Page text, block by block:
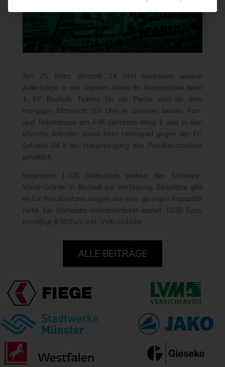
Am 25. März (Anstoß 14 Uhr) bestreiten unsere
Adlerträger in der Gigaset-Arena ihr Nachholspiel beim
1. FC Bocholt. Tickets für die Partie sind ab dem
morgigen Mittwoch (10 Uhr) in unseren beiden Fan-
und Ticketshops am Fiffi-Gerritzen-Weg 1 und in den
Münster Arkaden sowie beim Heimspiel gegen den FC
Schalke 04 II am Haupteingang des Preußenstadions
erhältlich.
Insgesamt 1.100 Stehplätze stehen den Schwarz-
Weiß-Grünen in Bocholt zur Verfügung, Sitzplätze gibt
es für Preußenfans wegen der sehr geringen Kapazität
nicht. Ein Stehplatz-Vollzahlerticket kostet 10,50 Euro,
ermäßigt 8,50 Euro inkl. VVK-Gebühr.
ALLE BEITRÄGE